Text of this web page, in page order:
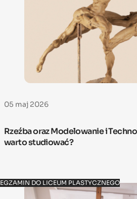
05 maj 2026
Rzeźba oraz Modelowanie i
warto studiować?
EGZAMIN DO LICEUM PLASTYCZNEGO